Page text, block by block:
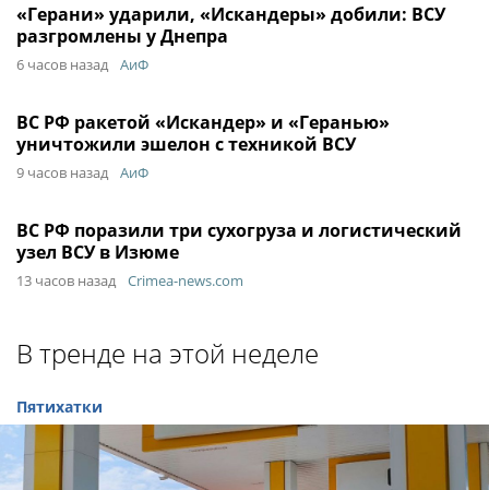
«Герани» ударили, «Искандеры» добили: ВСУ
разгромлены у Днепра
6 часов назад АиФ
ВС РФ ракетой «Искандер» и «Геранью»
уничтожили эшелон с техникой ВСУ
9 часов назад АиФ
ВС РФ поразили три сухогруза и логистический
узел ВСУ в Изюме
13 часов назад Crimea-news.com
В тренде на этой неделе
Пятихатки